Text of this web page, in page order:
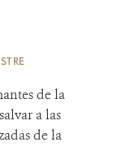
de la
a las
de la